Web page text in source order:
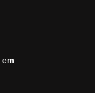
em